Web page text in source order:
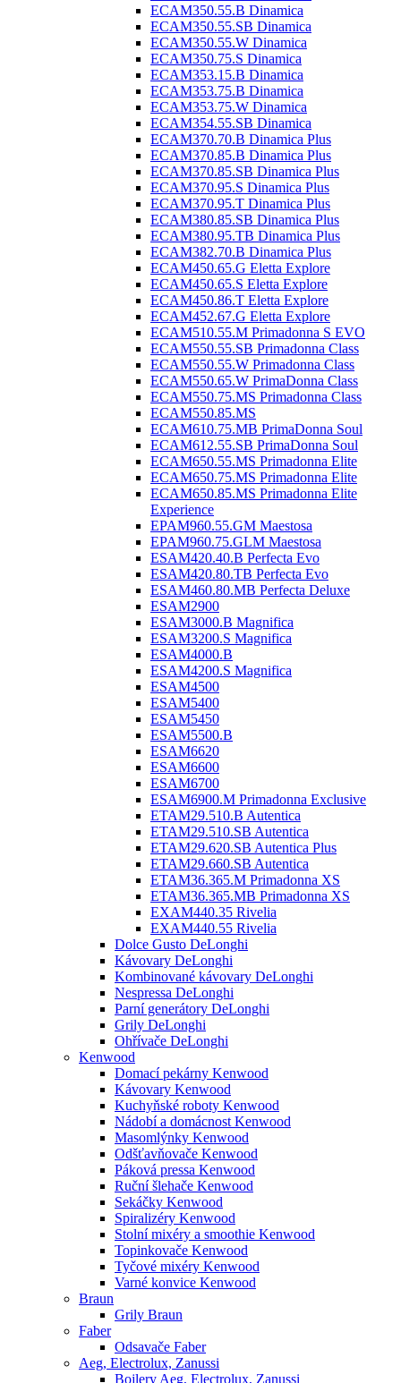
ECAM350.55.B Dinamica
ECAM350.55.SB Dinamica
ECAM350.55.W Dinamica
ECAM350.75.S Dinamica
ECAM353.15.B Dinamica
ECAM353.75.B Dinamica
ECAM353.75.W Dinamica
ECAM354.55.SB Dinamica
ECAM370.70.B Dinamica Plus
ECAM370.85.B Dinamica Plus
ECAM370.85.SB Dinamica Plus
ECAM370.95.S Dinamica Plus
ECAM370.95.T Dinamica Plus
ECAM380.85.SB Dinamica Plus
ECAM380.95.TB Dinamica Plus
ECAM382.70.B Dinamica Plus
ECAM450.65.G Eletta Explore
ECAM450.65.S Eletta Explore
ECAM450.86.T Eletta Explore
ECAM452.67.G Eletta Explore
ECAM510.55.M Primadonna S EVO
ECAM550.55.SB Primadonna Class
ECAM550.55.W Primadonna Class
ECAM550.65.W PrimaDonna Class
ECAM550.75.MS Primadonna Class
ECAM550.85.MS
ECAM610.75.MB PrimaDonna Soul
ECAM612.55.SB PrimaDonna Soul
ECAM650.55.MS Primadonna Elite
ECAM650.75.MS Primadonna Elite
ECAM650.85.MS Primadonna Elite
Experience
EPAM960.55.GM Maestosa
EPAM960.75.GLM Maestosa
ESAM420.40.B Perfecta Evo
ESAM420.80.TB Perfecta Evo
ESAM460.80.MB Perfecta Deluxe
ESAM2900
ESAM3000.B Magnifica
ESAM3200.S Magnifica
ESAM4000.B
ESAM4200.S Magnifica
ESAM4500
ESAM5400
ESAM5450
ESAM5500.B
ESAM6620
ESAM6600
ESAM6700
ESAM6900.M Primadonna Exclusive
ETAM29.510.B Autentica
ETAM29.510.SB Autentica
ETAM29.620.SB Autentica Plus
ETAM29.660.SB Autentica
ETAM36.365.M Primadonna XS
ETAM36.365.MB Primadonna XS
EXAM440.35 Rivelia
EXAM440.55 Rivelia
Dolce Gusto DeLonghi
Kávovary DeLonghi
Kombinované kávovary DeLonghi
Nespressa DeLonghi
Parní generátory DeLonghi
Grily DeLonghi
Ohřívače DeLonghi
Kenwood
Domací pekárny Kenwood
Kávovary Kenwood
Kuchyňské roboty Kenwood
Nádobí a domácnost Kenwood
Masomlýnky Kenwood
Odšťavňovače Kenwood
Páková pressa Kenwood
Ruční šlehače Kenwood
Sekáčky Kenwood
Spiralizéry Kenwood
Stolní mixéry a smoothie Kenwood
Topinkovače Kenwood
Tyčové mixéry Kenwood
Varné konvice Kenwood
Braun
Grily Braun
Faber
Odsavače Faber
Aeg, Electrolux, Zanussi
Bojlery Aeg, Electrolux, Zanussi